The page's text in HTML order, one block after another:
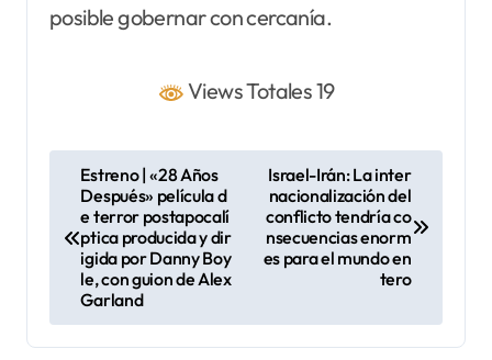
posible gobernar con cercanía.
Views Totales 19
a
Estreno | «28 Años
Después» película d
e terror postapocalí
ptica producida y dir
igida por Danny Boy
le, con guion de Alex
Garland
Israel-Irán: La inter
nacionalización del
conflicto tendría co
nsecuencias enorm
es para el mundo en
tero